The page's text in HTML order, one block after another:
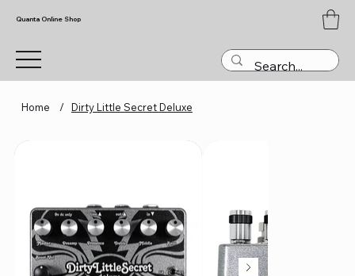
Quanta Online Shop
Home / Dirty Little Secret Deluxe